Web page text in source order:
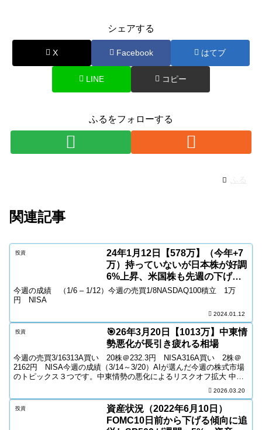
シェアする
X Facebook はてブ
LINE コピー
ふるをフォローする
関連記事
投資
24年1月12日【578万】（今年+7
万）持っていないが日本株が好調
6%上昇、米国株も先週の下げを
埋め
今週の成績 （1/6 – 1/12）今週の売買1/8NASDAQ100積立 1万
円 NISA
2024.01.12
投資
🎯26年3月20日【1013万】中東情
勢悪化が長引き疲れる相場
今週の売買3/16313A買い 20株＠232.3円 NISA316A買い 2株＠
2162円 NISA今週の成績（3/14～3/20）AIが選んだ今週の株式市場
のトピックス３つです。中東情勢の悪化によるリスクオフ拡大 中東
2026.03.20
投資
資産状況（2022年6月10日）
FOMC10日前から下げる傾向に追